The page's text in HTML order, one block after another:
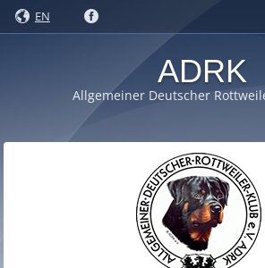
EN
ADRK
Allgemeiner Deutscher